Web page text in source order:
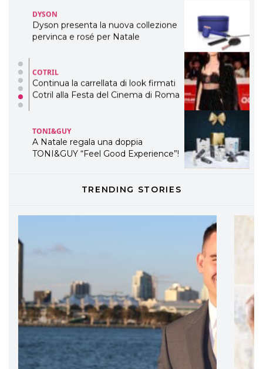
DYSON
Dyson presenta la nuova collezione
pervinca e rosé per Natale
COTRIL
Continua la carrellata di look firmati
Cotril alla Festa del Cinema di Roma
TONI&GUY
A Natale regala una doppia
TONI&GUY “Feel Good Experience”!
LABEL.M lancia la sua innovativa ed
professionali
TRENDING STORIES